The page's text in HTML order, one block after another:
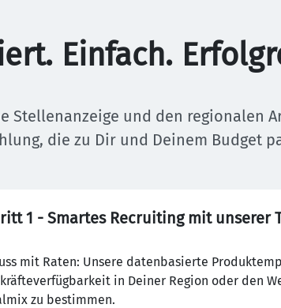
Einfach.
Stellenanzeige und den regionalen
die zu Dir und Deinem Budget
1 - Smartes Recruiting mit unserer
mit Raten: Unsere datenbasierte
in Deiner Region oder den
zu bestimmen.